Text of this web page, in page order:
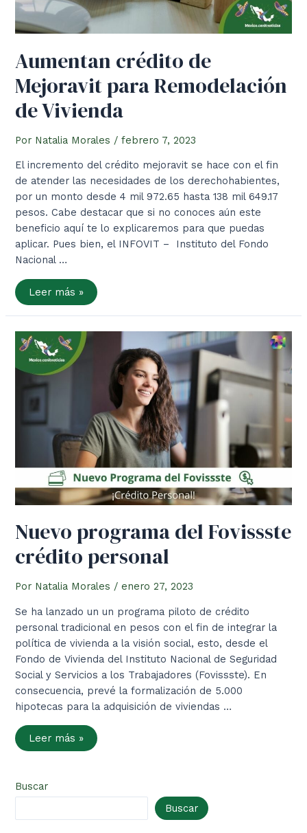
Aumentan crédito de
Mejoravit para Remodelación
de Vivienda
Por Natalia Morales /febrero 7, 2023
El incremento del crédito mejoravit se hace con el fin
de atender las necesidades de los derechohabientes,
por un monto desde 4 mil 972.65 hasta 138 mil 649.17
pesos. Cabe destacar que si no conoces aún este
beneficio aquí te lo explicaremos para que puedas
aplicar. Pues bien, el INFOVIT – Instituto del Fondo
Nacional …
Aumentan
crédito
de
Mejoravit
Remodelación
de
Vivienda
Leer más »
Nuevo programa del Fovissste
crédito personal
Por Natalia Morales /enero 27, 2023
Se ha lanzado un un programa piloto de crédito
personal tradicional en pesos con el fin de integrar la
política de vivienda a la visión social, esto, desde el
Fondo de Vivienda del Instituto Nacional de Seguridad
Social y Servicios a los Trabajadores (Fovissste). En
consecuencia, prevé la formalización de 5.000
hipotecas para la adquisición de viviendas …
Nuevo
programa
del
personal
Leer más »
Buscar
Buscar